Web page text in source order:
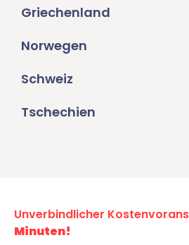
Griechenland
Norwegen
Schweiz
Tschechien
Unverbindlicher
Minuten!